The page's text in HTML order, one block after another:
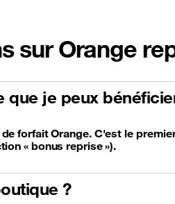
sur Orange
je peux
forfait Orange. C'est le
« bonus reprise »).
?